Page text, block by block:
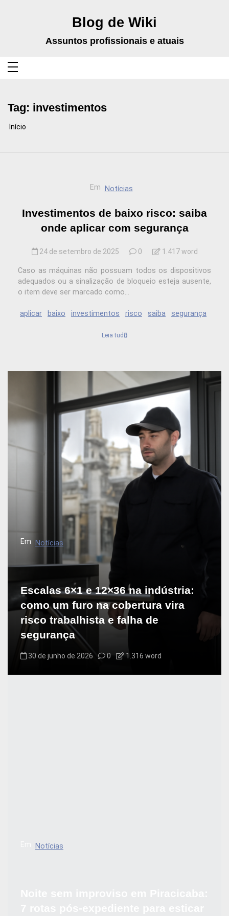
Blog de Wiki
Assuntos profissionais e atuais
Tag: investimentos
Início
Em Notícias
Investimentos de baixo risco: saiba
onde aplicar com segurança
24 de setembro de 2025 0 1.417 word
Caso as máquinas não possuam todos os dispositivos
adequados ou a sinalização de bloqueio esteja ausente,
o item deve ser marcado como...
aplicar baixo investimentos risco saiba segurança
Leia tudo
Em Notícias
Escalas 6×1 e 12×36 na indústria:
como um furo na cobertura vira
risco trabalhista e falha de
segurança
30 de junho de 2026 0 1.316 word
Notícias